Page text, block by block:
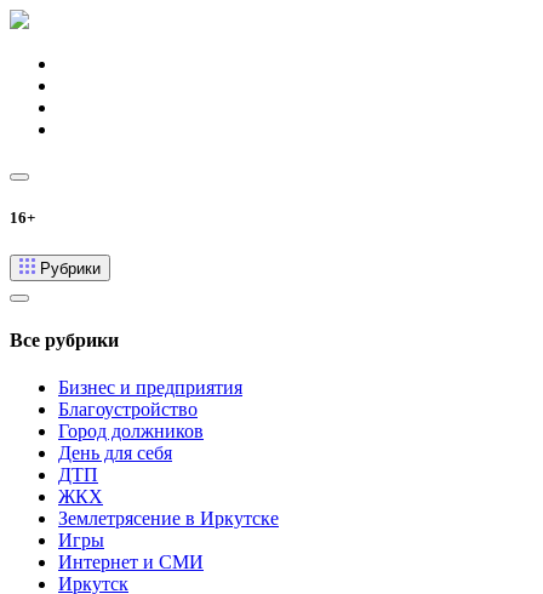
16+
Рубрики
Все рубрики
Бизнес и предприятия
Благоустройство
Город должников
День для себя
ДТП
ЖКХ
Землетрясение в Иркутске
Игры
Интернет и СМИ
Иркутск